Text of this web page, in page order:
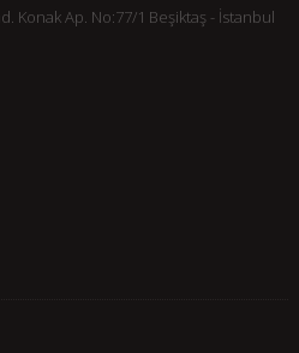
Konak Ap. No:77/1 Beşiktaş - İstanbul